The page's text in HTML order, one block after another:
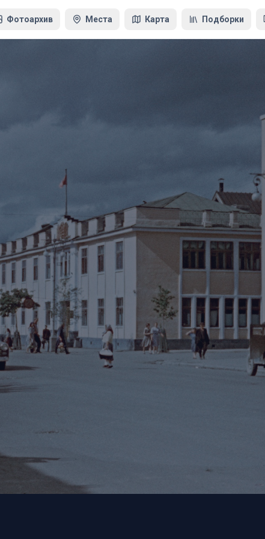
Фотоархив Места Карта Подборки